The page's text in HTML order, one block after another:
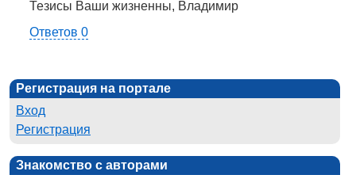
Тезисы Ваши жизненны, Владимир
Ответов 0
Регистрация на портале
Вход
Регистрация
Знакомство с авторами